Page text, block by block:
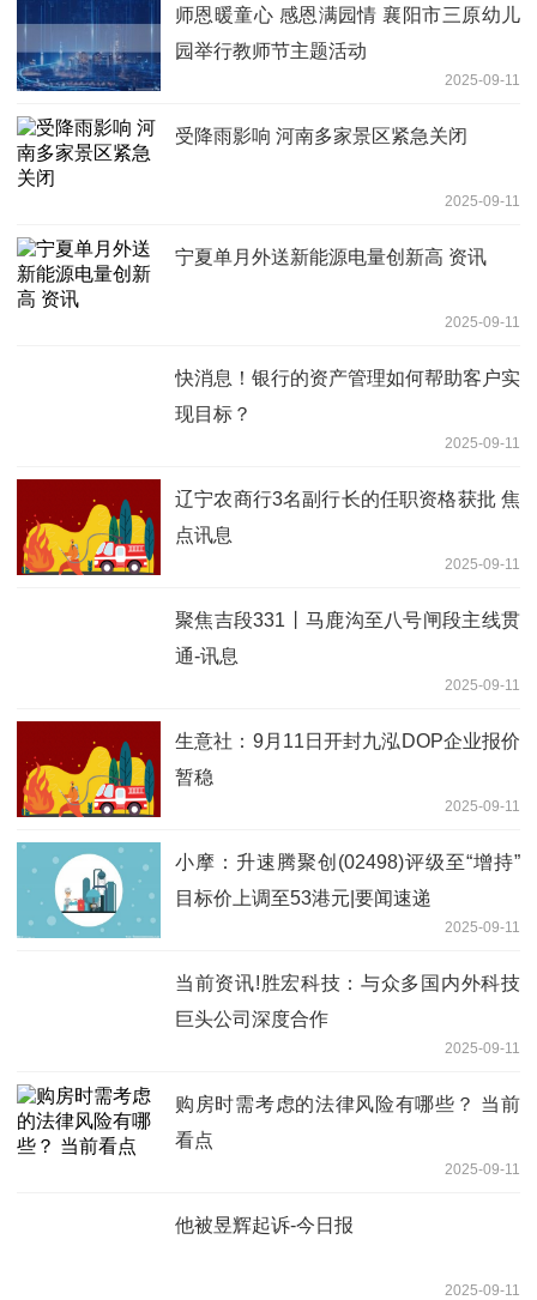
师恩暖童心 感恩满园情 襄阳市三原幼儿
园举行教师节主题活动
2025-09-11
受降雨影响 河南多家景区紧急关闭
2025-09-11
宁夏单月外送新能源电量创新高 资讯
2025-09-11
快消息！银行的资产管理如何帮助客户实
现目标？
2025-09-11
辽宁农商行3名副行长的任职资格获批 焦
点讯息
2025-09-11
聚焦吉段331丨马鹿沟至八号闸段主线贯
通-讯息
2025-09-11
生意社：9月11日开封九泓DOP企业报价
暂稳
2025-09-11
小摩：升速腾聚创(02498)评级至“增持”
目标价上调至53港元|要闻速递
2025-09-11
当前资讯!胜宏科技：与众多国内外科技
巨头公司深度合作
2025-09-11
购房时需考虑的法律风险有哪些？ 当前
看点
2025-09-11
他被昱辉起诉-今日报
2025-09-11